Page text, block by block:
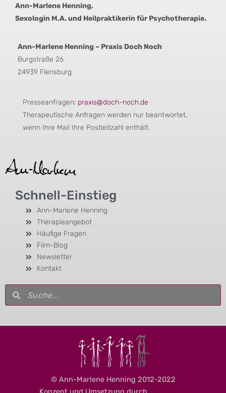
Ann-Marlene Henning,
Sexologin M.A. und Heilpraktikerin für Psychotherapie.
Ann-Marlene Henning – Praxis Doch Noch
Burgstraße 26
24939 Flensburg
Presseanfragen: praxis@doch-noch.de
Therapeutische Anfragen werden nur beantwortet,
wenn Ihre Mail Ihre Postleitzahl enthält.
Schnell-Einstieg
Ann-Marlene Henning
Therapieangebot
Häufige Fragen
Film-Blog
Newsletter
Kontakt
SucheSuche
© Ann-Marlene Henning 2012-2022